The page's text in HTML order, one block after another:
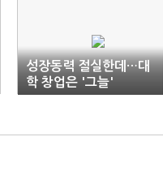
성장동력 절실한데…대
학 창업은 '그늘'